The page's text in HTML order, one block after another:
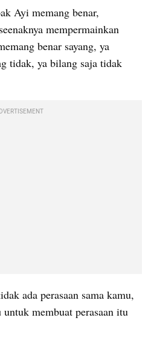
Ayi memang benar,
mempermainkan
benar sayang, ya
tidak, ya bilang saja tidak
ada perasaan sama kamu,
membuat perasaan itu